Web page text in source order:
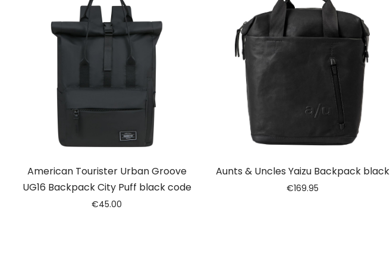
American Tourister Urban Groove
UG16 Backpack City Puff black code
€45.00
Aunts & Uncles Yaizu Backpack black
€169.95